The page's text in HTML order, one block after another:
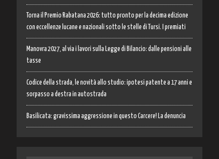
Torna il Premio Rabatana 2026: tutto pronto per la decima edizione
con eccellenze lucane e nazionali sotto le stelle di Tursi. I premiati
Manovra 2027, al via i lavori sulla Legge di Bilancio: dalle pensioni alle
tasse
Codice della strada, le novità allo studio: ipotesi patente a 17 anni e
sorpasso a destra in autostrada
Basilicata: gravissima aggressione in questo Carcere! La denuncia